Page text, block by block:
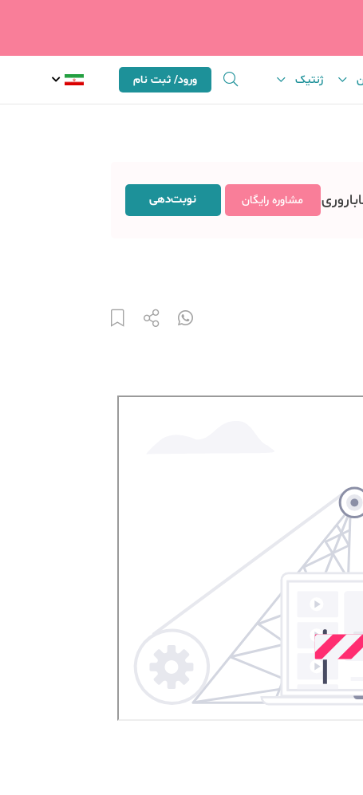
ژنتیک ورود/ ثبت نام
مشاوره رایگان نوبت‌دهی